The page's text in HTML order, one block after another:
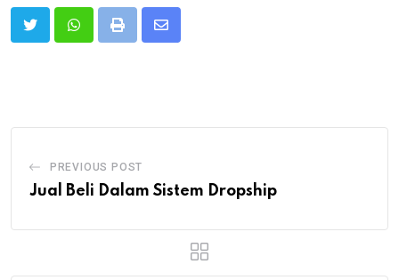
Print
Share
PREVIOUS POST
Jual Beli Dalam Sistem Dropship